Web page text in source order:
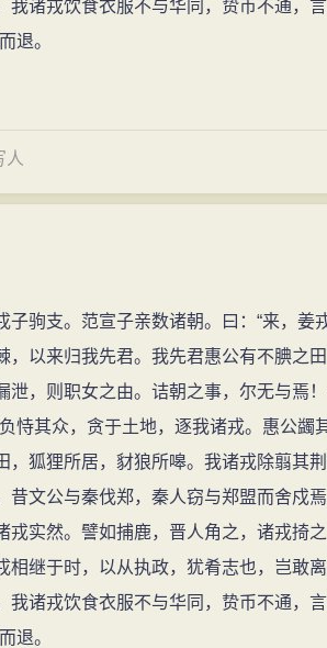
职，正是这种良好的史官文化和求真
子曾以左丘明为楷模谈论自己的做人原
种态度，左丘明认为可耻，我也认为可
文化精神是一致的。
明的“君子”风范。例如，有一次孔子
邑这块地方出了位令人仰慕的君子，对
文则野，文胜质则史。文质彬彬，然后君
也是左丘明。
长》所引孔子的话是在赞叹左丘明的高
。春秋以后，左丘明的“君子”美称一直
丘明“君子”美誉的深远影响。
我诸戎饮食衣服不与华同，贽币不通，
退。
人
支。范宣子亲数诸朝。曰：“来，姜
，以来归我先君。我先君惠公有不腆之
泄，则职女之由。诘朝之事，尔无与焉
其众，贪于土地，逐我诸戎。惠公蠲
，狐狸所居，豺狼所嗥。我诸戎除翦其
昔文公与秦伐郑，秦人窃与郑盟而舍戍
戎实然。譬如捕鹿，晋人角之，诸戎掎
相继于时，以从执政，犹肴志也，岂敢
我诸戎饮食衣服不与华同，贽币不通，
退。